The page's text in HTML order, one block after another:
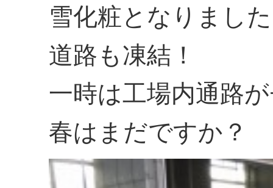
雪化粧となりまし
道路も凍結！
一時は工場内通路
春はまだですか？